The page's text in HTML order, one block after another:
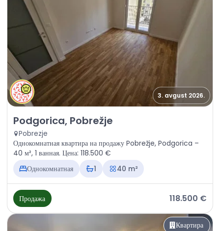
3. avgust 2026.
Продажа - Квартира Podgorica, Pobrežje
Podgorica, Pobrežje
Pobrezje
Однокомнатная квартира на продажу Pobrežje, Podgorica –
40 м², 1 ванная. Цена: 118.500 €
Однокомнатная
1 40 m²
Продажа 118.500 €
Квартира